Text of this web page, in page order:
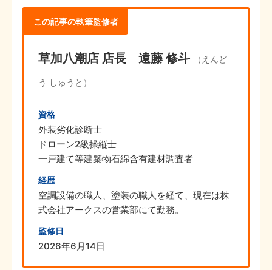
この記事の執筆監修者
草加八潮店 店長 遠藤 修斗 （えんど
う しゅうと）
資格
外装劣化診断士
ドローン2級操縦士
一戸建て等建築物石綿含有建材調査者
経歴
空調設備の職人、塗装の職人を経て、現在は株
式会社アークスの営業部にて勤務。
監修日
2026年6月14日